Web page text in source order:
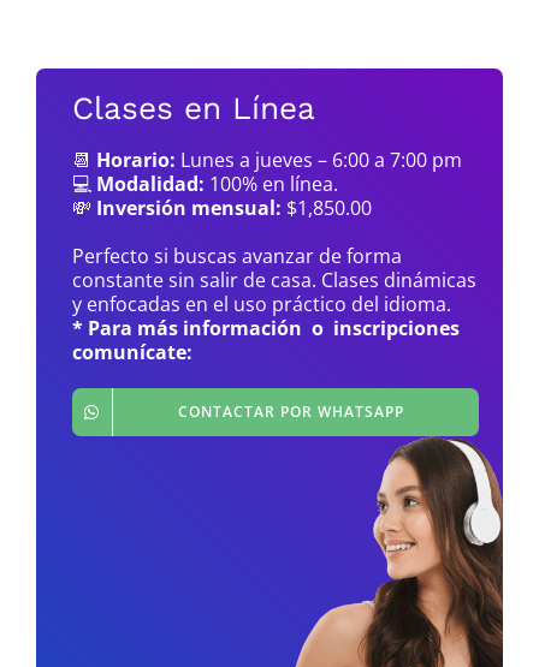
Clases en Línea
📆 Horario: Lunes a jueves – 6:00 a 7:00 pm
💻 Modalidad: 100% en línea.
💸 Inversión mensual: $1,850.00
Perfecto si buscas avanzar de forma
constante sin salir de casa. Clases dinámicas
y enfocadas en el uso práctico del idioma.
* Para más información o inscripciones
comunícate:
CONTACTAR POR WHATSAPP